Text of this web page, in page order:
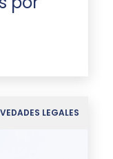
LEGALES